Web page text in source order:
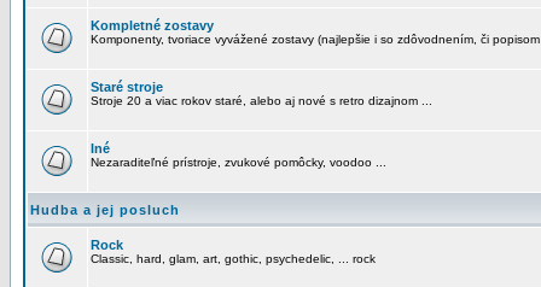
Kompletné zostavy
Komponenty, tvoriace vyvážené zostavy (najlepšie i so zdôvodnením, či
Staré stroje
Stroje 20 a viac rokov staré, alebo aj nové s retro dizajnom ...
Iné
Nezaraditeľné prístroje, zvukové pomôcky, voodoo ...
Hudba a jej posluch
Rock
Classic, hard, glam, art, gothic, psychedelic, ... rock